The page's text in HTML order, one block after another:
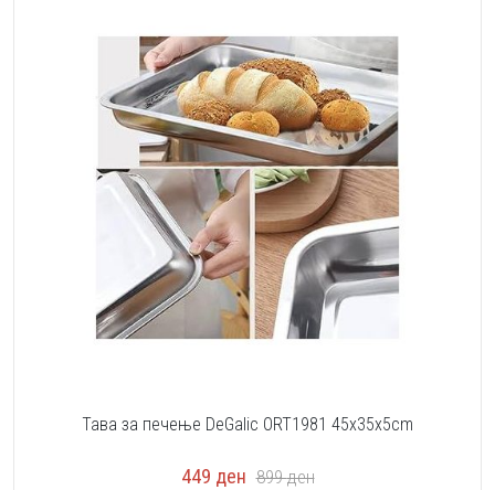
Тава за печење DeGalic ORT1981 45x35x5cm
449 ден 899ден